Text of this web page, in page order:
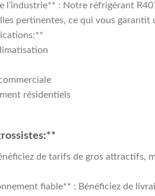
l’industrie** : Notre réfrigérant
pertinentes, ce qui vous
résidentiels
de tarifs de gros attractifs,
fiable** : Bénéficiez de